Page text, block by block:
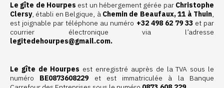
Le gîte de Hourpes est un hébergement gérée par Christophe
Clersy, établi en Belgique, à Chemin de Beaufaux, 11 à Thuin,
est joignable par téléphone au numéro +32 498 62 79 33et par
courrier électronique via l’adresse
legitedehourpes@gmail.com.
Le gîte de Hourpes est enregistré auprès de la TVA sous le
numéro BE0873608229 et est immatriculée à la Banque